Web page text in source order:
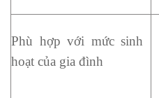
Phù hợp với mức sinh
hoạt của gia đình